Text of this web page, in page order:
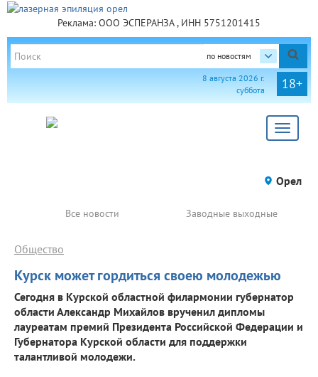
Реклама: ООО ЭСПЕРАНЗА , ИНН 5751201415
по новостям
18+
8 августа 2026 г.
суббота
Toggle
Орел
Все новости Заводные выходные
Курск может гордиться своею молодежью
Общество
Сегодня в Курской областной филармонии губернатор
области Александр Михайлов врученил дипломы
лауреатам премий Президента Российской Федерации и
Губернатора Курской области для поддержки
талантливой молодежи.